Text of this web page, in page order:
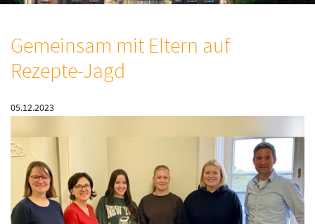
Gemeinsam mit Eltern auf
Rezepte-Jagd
05.12.2023